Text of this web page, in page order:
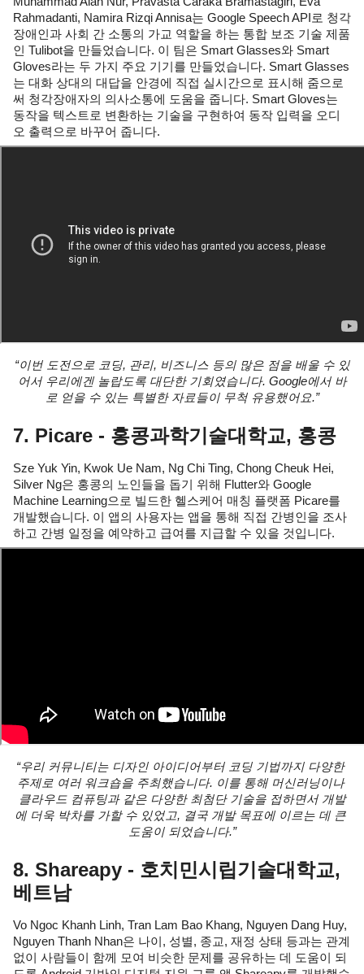
Rahmadanti, Namira Rizqi Annisa는 Google Speech API로 청각
장애인과 사회 간 소통의 가교 역할을 하는 통합 보조 기술 제품
인 Tulibot을 만들었습니다. 이 팀은 Smart Glasses와 Smart
Gloves라는 두 가지 주요 기기를 만들었습니다. Smart Glasses
는 대화 상대의 대답을 안경에 직접 실시간으로 표시해 줌으로
써 청각장애자의 의사소통에 도움을 줍니다. Smart Gloves는
동작을 텍스트로 변환하는 기술을 구현하여 동작 입력을 오디
오 출력으로 바꾸어 줍니다.
“이번 도전으로 코딩, 관리, 비즈니스 등의 많은 점을 배울 수 있
어서 우리에겐 놀랍도록 대단한 기회였습니다. Google에서 바
로 얻을 수 있는 특별한 자료들이 무척 유용했어요.”
7. Picare - 홍콩과학기술대학교, 홍콩
Sze Yuk Yin, Kwok Ue Nam, Ng Chi Ting, Chong Cheuk Hei,
Silver Ng은 홍콩의 노인들을 돕기 위해 Flutter와 Google
Machine Learning으로 빌드한 헬스케어 매칭 플랫폼 Picare를
개발했습니다. 이 앱의 사용자는 앱을 통해 직접 간병인을 조사
하고 간병 일정을 예약하고 급여를 지급할 수 있을 것입니다.
“우리 커뮤니티는 디자인 아이디어부터 코딩 기법까지 다양한
주제로 여러 워크숍을 주최했습니다. 이를 통해 머신러닝이나
클라우드 컴퓨팅과 같은 다양한 최첨단 기술을 접하면서 개발
에 더욱 박차를 가할 수 있었고, 결국 개발 목표에 이르는 데 큰
도움이 되었습니다.”
8. Shareapy - 호치민시립기술대학교,
베트남
Vo Ngoc Khanh Linh, Tran Lam Bao Khang, Nguyen Dang Huy,
Nguyen Thanh Nhan은 나이, 성별, 종교, 재정 상태 등과는 관계
없이 사람들이 함께 모여 비슷한 문제를 공유하는 데 도움이 되